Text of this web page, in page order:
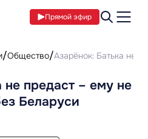
Прямой эфир
Общество Азарёнок: Батька не
не предаст – ему не
Беларуси